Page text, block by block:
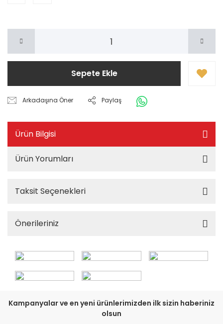
Sepete Ekle
Arkadaşına Öner Paylaş
Ürün Bilgisi
Ürün Yorumları
Taksit Seçenekleri
Önerileriniz
Kampanyalar ve en yeni ürünlerimizden ilk sizin haberiniz
olsun